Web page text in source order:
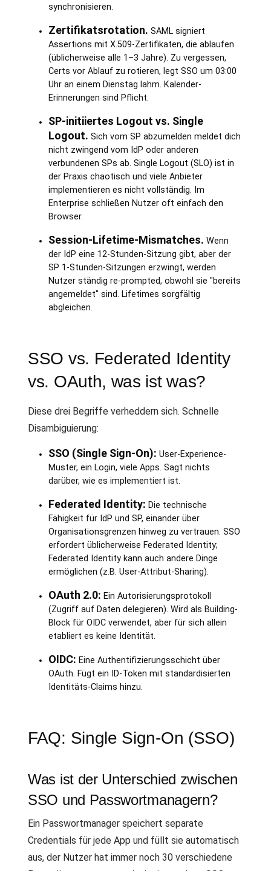
synchronisieren.
Zertifikatsrotation. SAML signiert
Assertions mit X.509-Zertifikaten, die ablaufen
(üblicherweise alle 1–3 Jahre). Zu vergessen,
Certs vor Ablauf zu rotieren, legt SSO um 03:00
Uhr an einem Dienstag lahm. Kalender-
Erinnerungen sind Pflicht.
SP-initiiertes Logout vs. Single
Logout. Sich vom SP abzumelden meldet dich
nicht zwingend vom IdP oder anderen
verbundenen SPs ab. Single Logout (SLO) ist in
der Praxis chaotisch und viele Anbieter
implementieren es nicht vollständig. Im
Enterprise schließen Nutzer oft einfach den
Browser.
Session-Lifetime-Mismatches. Wenn
der IdP eine 12-Stunden-Sitzung gibt, aber der
SP 1-Stunden-Sitzungen erzwingt, werden
Nutzer ständig re-prompted, obwohl sie "bereits
angemeldet" sind. Lifetimes sorgfältig
abgleichen.
SSO vs. Federated Identity
vs. OAuth, was ist was?
Diese drei Begriffe verheddern sich. Schnelle
Disambiguierung:
SSO (Single Sign-On): User-Experience-
Muster, ein Login, viele Apps. Sagt nichts
darüber, wie es implementiert ist.
Federated Identity: Die technische
Fähigkeit für IdP und SP, einander über
Organisationsgrenzen hinweg zu vertrauen. SSO
erfordert üblicherweise Federated Identity;
Federated Identity kann auch andere Dinge
ermöglichen (z.B. User-Attribut-Sharing).
OAuth 2.0: Ein Autorisierungsprotokoll
(Zugriff auf Daten delegieren). Wird als Building-
Block für OIDC verwendet, aber für sich allein
etabliert es keine Identität.
OIDC: Eine Authentifizierungsschicht über
OAuth. Fügt ein ID-Token mit standardisierten
Identitäts-Claims hinzu.
FAQ: Single Sign-On (SSO)
Was ist der Unterschied zwischen
SSO und Passwortmanagern?
Ein Passwortmanager speichert separate
Credentials für jede App und füllt sie automatisch
aus, der Nutzer hat immer noch 30 verschiedene